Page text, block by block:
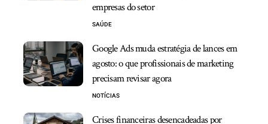
empresas do setor
SAÚDE
Google Ads muda estratégia de lances em
agosto: o que profissionais de marketing
precisam revisar agora
NOTÍCIAS
Crises financeiras desencadeadas por